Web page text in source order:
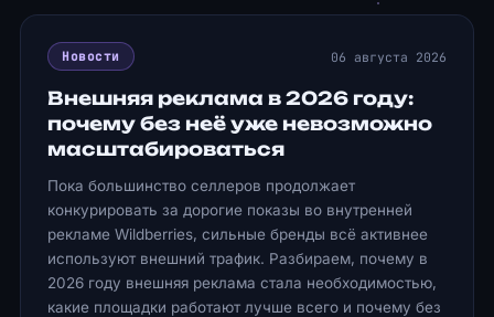
Новости 06 августа 2026
Внешняя реклама в 2026 году:
почему без неё уже невозможно
масштабироваться
Пока большинство селлеров продолжает
конкурировать за дорогие показы во внутренней
рекламе Wildberries, сильные бренды всё активнее
используют внешний трафик. Разбираем, почему в
2026 году внешняя реклама стала необходимостью,
какие площадки работают лучше всего и почему без